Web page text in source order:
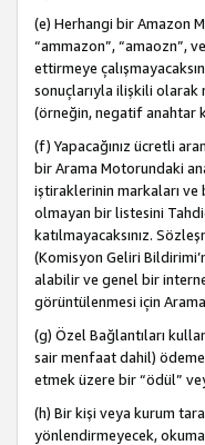
(e) Herhangi bir Amazon
“ammazon”, “amaozn”,
ettirmeye
sonuçlarıyla ilişkili olarak
(örneğin, negatif anahtar
(f) Yapacağınız ücretli
bir Arama Motorundaki
iştiraklerinin markaları ve
olmayan bir listesini
katılmayacaksınız.
(Komisyon Geliri
alabilir ve genel bir
görüntülenmesi için
(g) Özel Bağlantıları
sair menfaat dahil)
etmek üzere bir “ödül”
(h) Bir kişi veya kurum
yönlendirmeyecek,